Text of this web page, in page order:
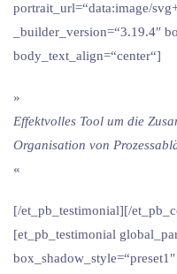
portrait_url=“data:image/
_builder_version=“3.19.4″
body_text_align=“center“]
»
Effektvolles Tool um die
Organisation von
«
[/et_pb_testimonial][/
[et_pb_testimonial